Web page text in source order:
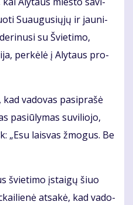
Su­au­gu­sių­jų ir jau­ni­
su Švie­ti­mo,
per­kė­lė į Aly­taus pro­
va­do­vas pa­si­pra­šė
pa­siū­ly­mas su­vi­lio­jo,
„Esu lais­vas žmo­gus. Be
švie­ti­mo įstai­gų šiuo
at­sa­kė, kad va­do­